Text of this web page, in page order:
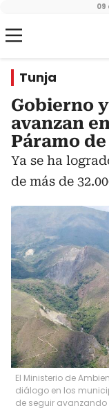
09
Tunja
Gobierno
avanzan
Páramo
Ya se ha
de más de
El Ministerio de
diálogo en los
de seguir